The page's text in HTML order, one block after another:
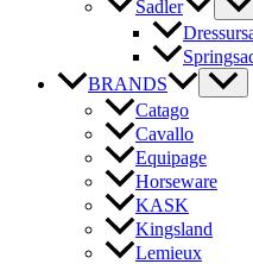
Sadler
BRANDS
Catago
Cavallo
Equipage
Horseware
KASK
Kingsland
Lemieux